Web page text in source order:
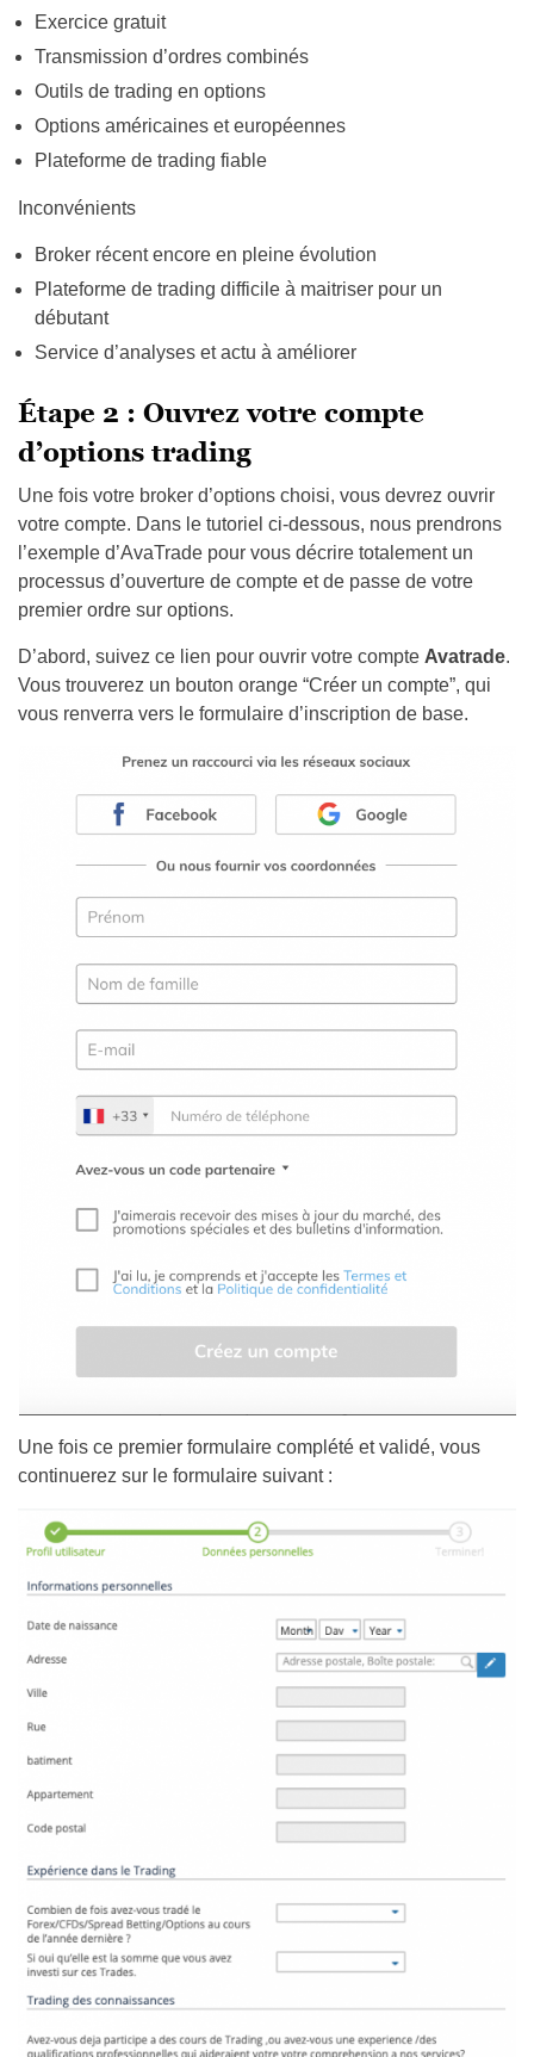
Exercice gratuit
Transmission d’ordres combinés
Outils de trading en options
Options américaines et européennes
Plateforme de trading fiable
Inconvénients
Broker récent encore en pleine évolution
Plateforme de trading difficile à maitriser pour un
débutant
Service d’analyses et actu à améliorer
Étape 2 : Ouvrez votre compte
d’options trading
Une fois votre broker d’options choisi, vous devrez ouvrir
votre compte. Dans le tutoriel ci-dessous, nous prendrons
l’exemple d’AvaTrade pour vous décrire totalement un
processus d’ouverture de compte et de passe de votre
premier ordre sur options.
D’abord, suivez ce lien pour ouvrir votre compte Avatrade.
Vous trouverez un bouton orange “Créer un compte”, qui
vous renverra vers le formulaire d’inscription de base.
Une fois ce premier formulaire complété et validé, vous
continuerez sur le formulaire suivant :